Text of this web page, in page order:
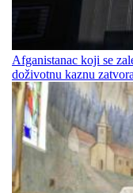
Afganistanac koji se
doživotnu kaznu zatvora